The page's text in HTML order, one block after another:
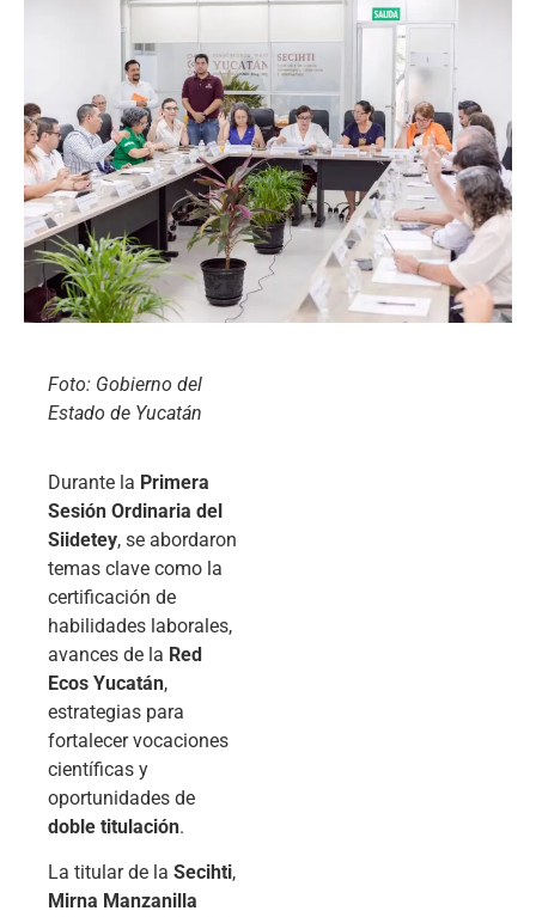
Foto: Gobierno del
Estado de Yucatán
Durante la Primera
Sesión Ordinaria del
Siidetey, se abordaron
temas clave como la
certificación de
habilidades laborales,
avances de la Red
Ecos Yucatán,
estrategias para
fortalecer vocaciones
científicas y
oportunidades de
doble titulación.
La titular de la Secihti,
Mirna Manzanilla